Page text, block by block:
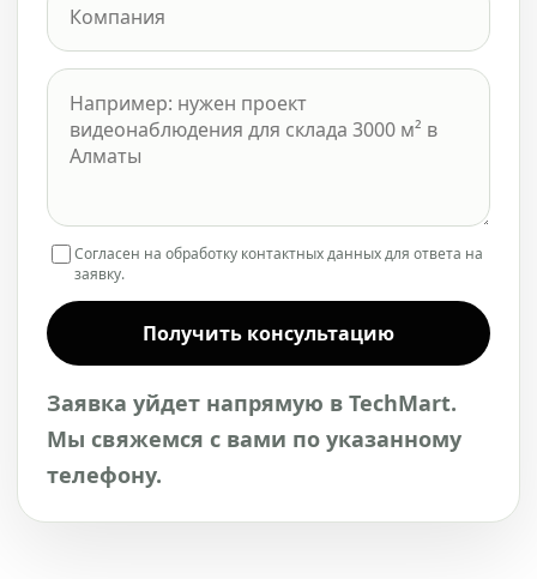
Согласен на обработку контактных данных для ответа на
заявку.
Получить консультацию
Заявка уйдет напрямую в TechMart.
Мы свяжемся с вами по указанному
телефону.